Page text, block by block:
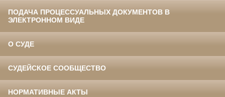
ПОДАЧА ПРОЦЕССУАЛЬНЫХ ДОКУМЕНТОВ В
ЭЛЕКТРОННОМ ВИДЕ
О СУДЕ
СУДЕЙСКОЕ СООБЩЕСТВО
НОРМАТИВНЫЕ АКТЫ